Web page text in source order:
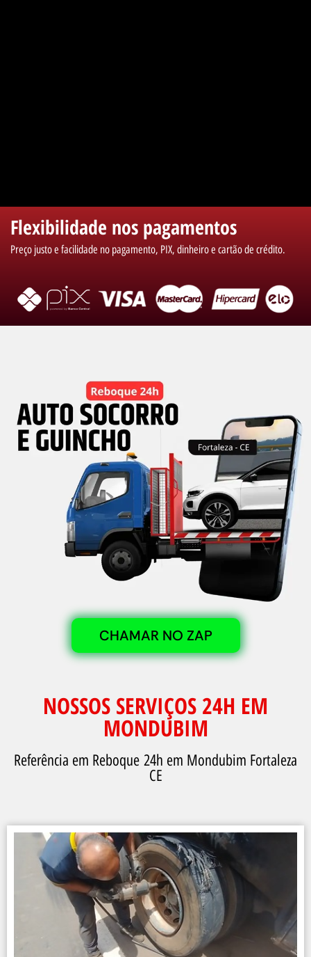
Flexibilidade nos pagamentos
Preço justo e facilidade no pagamento, PIX, dinheiro e cartão de crédito.
CHAMAR NO ZAP
NOSSOS SERVIÇOS 24H EM
MONDUBIM
Referência em Reboque 24h em Mondubim Fortaleza
CE